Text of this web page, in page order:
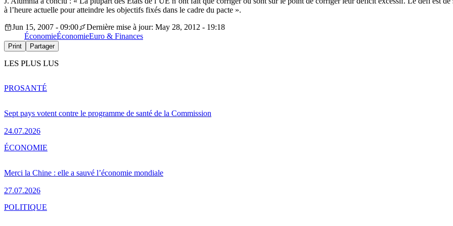
à l’heure actuelle pour atteindre les objectifs fixés dans le cadre du pacte ».
Jun 15, 2007 - 09:00
Dernière mise à jour: May 28, 2012 - 19:18
ÉconomieÉconomieEuro & Finances
Print Partager
LES PLUS LUS
Sept pays votent contre le programme de santé de la Commission
24.07.2026
PROSANTÉ
Merci la Chine : elle a sauvé l’économie mondiale
27.07.2026
ÉCONOMIE
POLITIQUE